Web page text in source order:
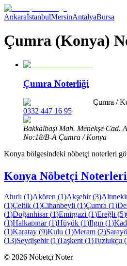
AnkaraİstanbulMersinAntalyaBursa
Çumra (Konya)
Çumra Noterliği
Çumra /
0332 447 16 95
Bakkalbaşı Mah. Menekşe Cad.
No:18/B-A Çumra / Konya
Konya bölgesindeki nöbetçi noterleri
Konya Nöbetçi Noterleri
Ahırlı (1)Akören (1)Akşehir(3)
(1)Çeltik (1)Cihanbeyli (1)Çumra (1)
(1)Doğanhisar(1)Emirgazi (1)Ereğli (5)
(1)Halkapınar(1)Hüyük (1)Ilgın (1)
(1)Karatay (9)Kulu (1)Meram (2)
(13)Seydişehir(1)Taşkent (1)Tuzlukçu (
© 2026 Nöbetçi Noter